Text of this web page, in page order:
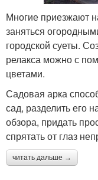
Многие приезжают
заняться
городской суеты.
релакса можно с
цветами.
Садовая арка
сад, разделить его
обзора, придать
спрятать от глаз
читать дальше →